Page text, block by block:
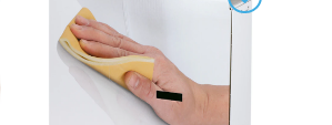
muunnelma.
Voit
tehdä
valinnat